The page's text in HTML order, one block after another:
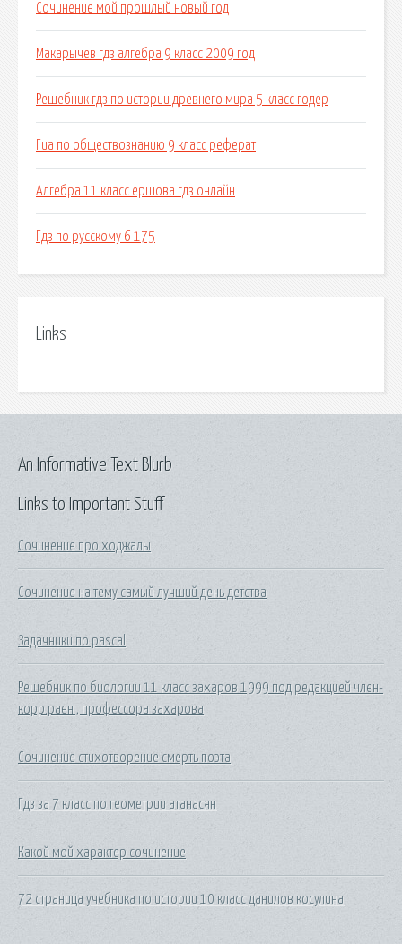
Сочинение мой прошлый новый год
Макарычев гдз алгебра 9 класс 2009 год
Решебник гдз по истории древнего мира 5 класс годер
Гиа по обществознанию 9 класс реферат
Алгебра 11 класс ершова гдз онлайн
Гдз по русскому 6 175
Links
Links to Important Stuff
Сочинение про ходжалы
Сочинение на тему самый лучший день детства
Задачники по pascal
Решебник по биологии 11 класс захаров 1999 под редакцией член-
корр.раен , профессора захарова
Сочинение стихотворение смерть поэта
Гдз за 7 класс по геометрии атанасян
Какой мой характер сочинение
72 страница учебника по истории 10 класс данилов косулина
An Informative Text Blurb